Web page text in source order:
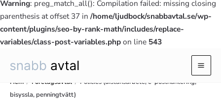
Warning: preg_match_all(): Compilation failed: missing closing
parenthesis at offset 37 in /home/ljudbock/snabbavtal.se/wp-
content/plugins/seo-by-rank-math/includes/replace-
variables/class-post-variables.phpon line 543
Hem / Företagsavtal / Policies (distansarbete, e-posthantering,
bisyssla, penningtvätt)